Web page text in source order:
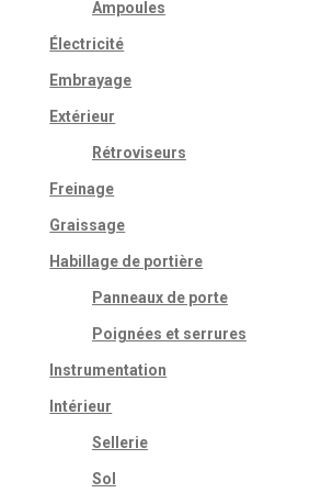
Ampoules
Électricité
Embrayage
Extérieur
Rétroviseurs
Freinage
Graissage
Habillage de portière
Panneaux de porte
Poignées et serrures
Instrumentation
Intérieur
Sellerie
Sol